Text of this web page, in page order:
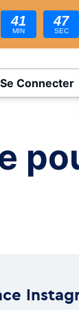
41
MIN
45
SEC
Se Connecter